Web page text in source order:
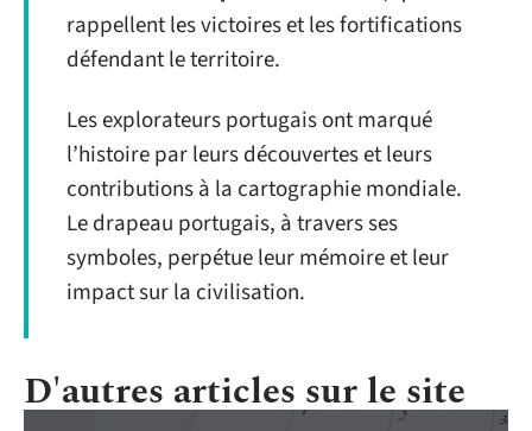
rappellent les victoires et les fortifications
défendant le territoire.
Les explorateurs portugais ont marqué
l’histoire par leurs découvertes et leurs
contributions à la cartographie mondiale.
Le drapeau portugais, à travers ses
symboles, perpétue leur mémoire et leur
impact sur la civilisation.
D'autres articles sur le site